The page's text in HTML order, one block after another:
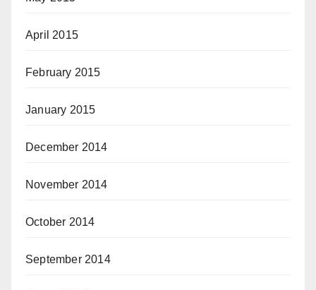
April 2015
February 2015
January 2015
December 2014
November 2014
October 2014
September 2014